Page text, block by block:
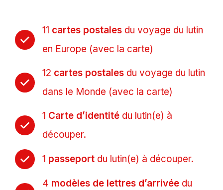
11 cartes postales du voyage du lutin
en Europe (avec la carte)
12 cartes postales du voyage du lutin
dans le Monde (avec la carte)
1 Carte d’identité du lutin(e) à
découper.
1 passeport du lutin(e) à découper.
4 modèles de lettres d’arrivée du